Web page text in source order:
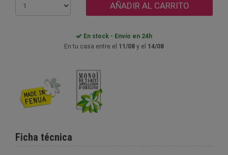
AÑADIR AL CARRITO
En stock - Envío en 24h
En tu casa entre el 11/08 y el 14/08
Ficha técnica